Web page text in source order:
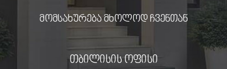
მომსახურება მხოლოდ ჩვენთან
თბილისის ოფისი